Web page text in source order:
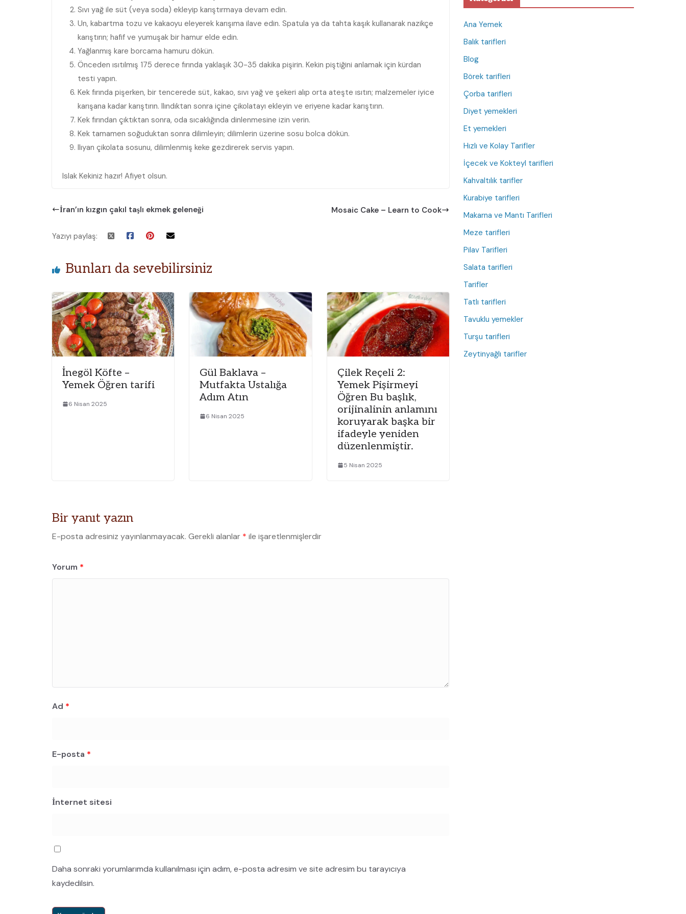
Sıvı yağ ile süt (veya soda) ekleyip karıştırmaya devam edin.
Un, kabartma tozu ve kakaoyu eleyerek karışıma ilave edin. Spatula ya da tahta kaşık kullanarak nazikçe
karıştırın; hafif ve yumuşak bir hamur elde edin.
Yağlanmış kare borcama hamuru dökün.
Önceden ısıtılmış 175 derece fırında yaklaşık 30-35 dakika pişirin. Kekin piştiğini anlamak için kürdan
testi yapın.
Kek fırında pişerken, bir tencerede süt, kakao, sıvı yağ ve şekeri alıp orta ateşte ısıtın; malzemeler iyice
karışana kadar karıştırın. Ilındıktan sonra içine çikolatayı ekleyin ve eriyene kadar karıştırın.
Kek fırından çıktıktan sonra, oda sıcaklığında dinlenmesine izin verin.
Kek tamamen soğuduktan sonra dilimleyin; dilimlerin üzerine sosu bolca dökün.
Ilıyan çikolata sosunu, dilimlenmiş keke gezdirerek servis yapın.
Islak Kekiniz hazır! Afiyet olsun.
İran’ın kızgın çakıl taşlı ekmek geleneği Mosaic Cake – Learn to Cook
Yazıyı paylaş:
Bunları da sevebilirsiniz
İnegöl Köfte –
Yemek Öğren tarifi
6 Nisan 2025
Gül Baklava –
Mutfakta Ustalığa
Adım Atın
6 Nisan 2025
Çilek Reçeli 2:
Yemek Pişirmeyi
Öğren Bu başlık,
orijinalinin anlamını
koruyarak başka bir
ifadeyle yeniden
düzenlenmiştir.
5 Nisan 2025
Bir yanıt yazın
E-posta adresiniz yayınlanmayacak. Gerekli alanlar * ile işaretlenmişlerdir
Yorum *
Ad *
E-posta *
İnternet sitesi
Daha sonraki yorumlarımda kullanılması için adım, e-posta adresim ve site adresim bu tarayıcıya
kaydedilsin.
Ana Yemek
Balık tarifleri
Blog
Börek tarifleri
Çorba tarifleri
Diyet yemekleri
Et yemekleri
Hızlı ve Kolay Tarifler
İçecek ve Kokteyl tarifleri
Kahvaltılık tarifler
Kurabiye tarifleri
Makarna ve Mantı Tarifleri
Meze tarifleri
Pilav Tarifleri
Salata tarifleri
Tarifler
Tatlı tarifleri
Tavuklu yemekler
Turşu tarifleri
Zeytinyağlı tarifler